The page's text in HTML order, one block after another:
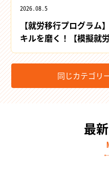
2026.08.5
【就労移行プログラム
キルを磨く！【模擬就労
同じカテゴリ
最